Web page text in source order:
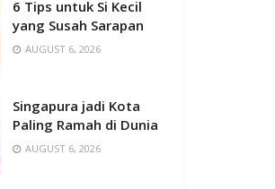
6 Tips untuk Si Kecil
yang Susah Sarapan
AUGUST 6, 2026
Singapura jadi Kota
Paling Ramah di Dunia
AUGUST 6, 2026